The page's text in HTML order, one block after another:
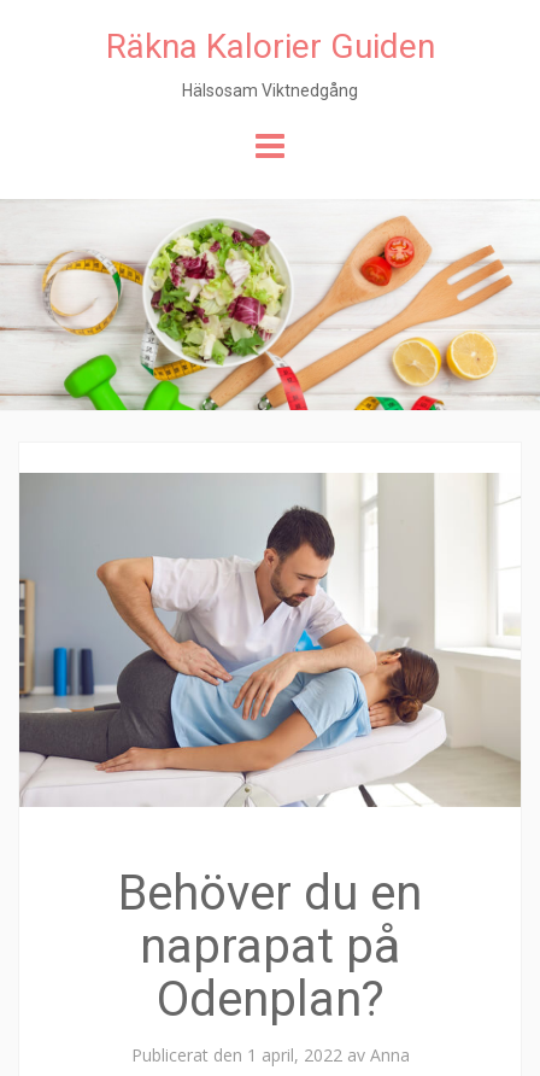
Räkna Kalorier Guiden
Hälsosam Viktnedgång
innehåll
Behöver du en
naprapat på
Odenplan?
Publicerat den 1 april, 2022av Anna